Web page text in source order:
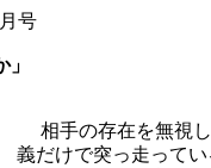
号
相手の存在を無視
義だけで突っ走って